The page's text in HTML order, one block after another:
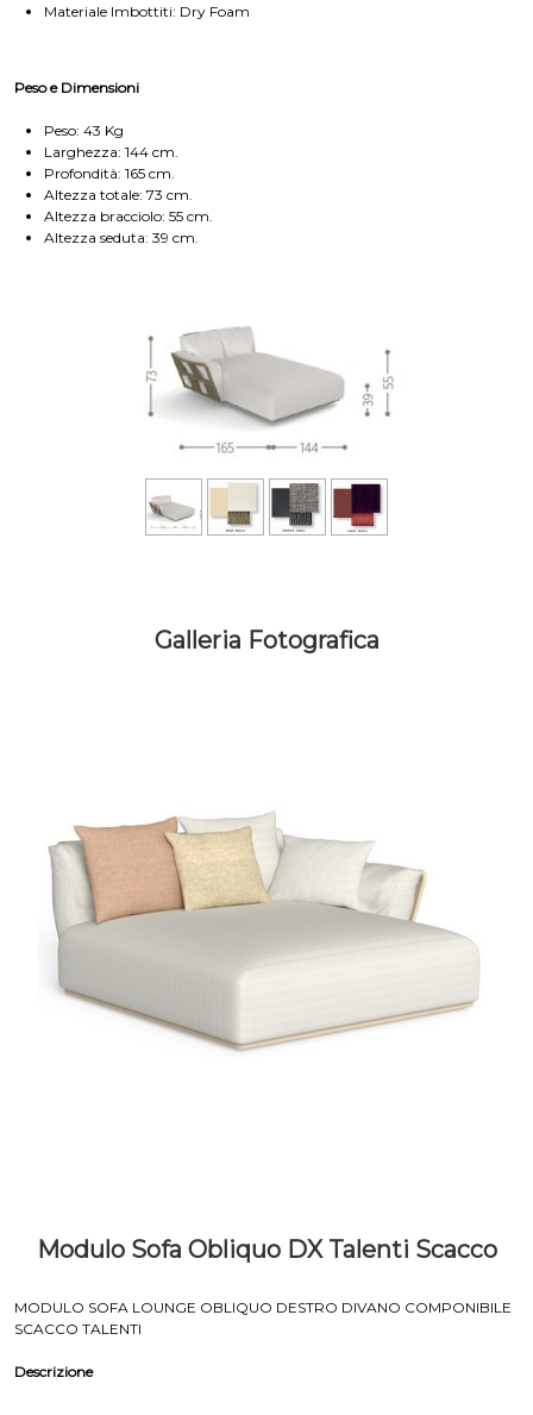
Materiale Imbottiti: Dry Foam
Peso e Dimensioni
Peso: 43 Kg
Larghezza: 144 cm.
Profondità: 165 cm.
Altezza totale: 73 cm.
Altezza bracciolo: 55 cm.
Altezza seduta: 39 cm.
Galleria Fotografica
Modulo Sofa Obliquo DX Talenti Scacco
MODULO SOFA LOUNGE OBLIQUO DESTRO DIVANO COMPONIBILE
SCACCO TALENTI
Descrizione